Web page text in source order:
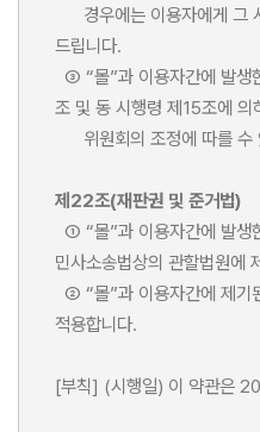
경우에는 이용자에게 그
드립니다.
③ “몰”과 이용자간에 발생
조 및 동 시행령 제15조에 의
위원회의 조정에 따를 수
제22조(재판권 및 준거법)
① “몰”과 이용자간에 발생
민사소송법상의 관할법원에
② “몰”과 이용자간에 제기
적용합니다.
[부칙] (시행일) 이 약관은